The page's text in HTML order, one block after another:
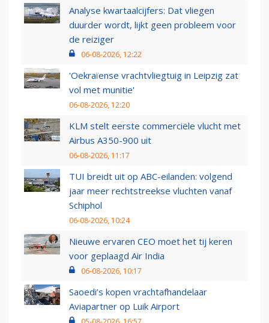
Analyse kwartaalcijfers: Dat vliegen
duurder wordt, lijkt geen probleem voor
de reiziger
06-08-2026, 12:22
'Oekraïense vrachtvliegtuig in Leipzig zat
vol met munitie'
06-08-2026, 12:20
KLM stelt eerste commerciële vlucht met
Airbus A350-900 uit
06-08-2026, 11:17
TUI breidt uit op ABC-eilanden: volgend
jaar meer rechtstreekse vluchten vanaf
Schiphol
06-08-2026, 10:24
Nieuwe ervaren CEO moet het tij keren
voor geplaagd Air India
06-08-2026, 10:17
Saoedi’s kopen vrachtafhandelaar
Aviapartner op Luik Airport